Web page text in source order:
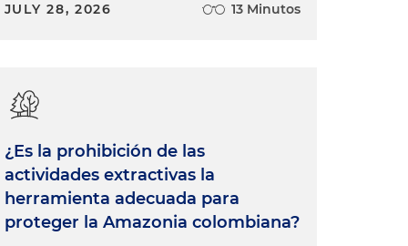
JULY 28, 2026 13 Minutos
¿Es la prohibición de las
actividades extractivas la
herramienta adecuada para
proteger la Amazonia colombiana?